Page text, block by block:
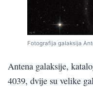
Fotografija galaksija
Antena galaksije,
4039, dvije su velike